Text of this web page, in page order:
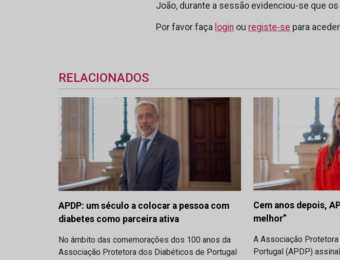
João, durante a sessão evidenciou-se que
Por favor faça login ou registe-se para
RELACIONADOS
APDP: um século a colocar a pessoa com
diabetes como parceira ativa
No âmbito das comemorações dos 100 anos da
Associação Protetora dos Diabéticos de Portugal
Cem anos depois,
melhor”
A Associação
Portugal (APDP)